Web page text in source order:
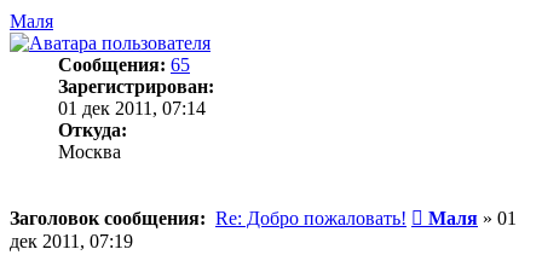
Маля
Сообщения: 65
Зарегистрирован:
01 дек 2011, 07:14
Откуда:
Москва
Заголовок сообщения: Re: Добро пожаловать! Сообщение
Маля » 01
дек 2011, 07:19